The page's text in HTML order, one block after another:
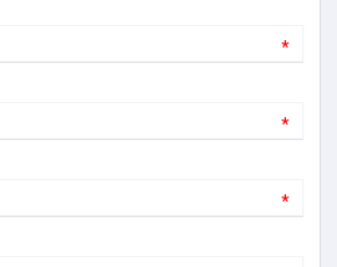
*
*
*